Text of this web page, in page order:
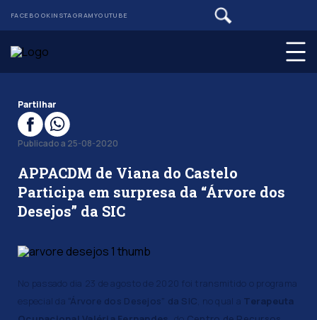
FACEBOOKINSTAGRAMYOUTUBE
Partilhar
Publicado a 25-08-2020
APPACDM de Viana do Castelo
Participa em surpresa da “Árvore dos
Desejos” da SIC
No passado dia 23 de agosto de 2020 foi transmitido o programa
especial da “Árvore dos Desejos” da SIC , no qual a Terapeuta